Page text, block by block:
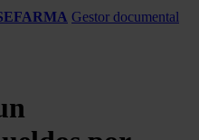
Gestor documental